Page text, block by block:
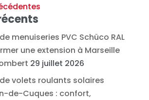
menuiseries PVC Schüco RAL
une extension à Marseille
29 juillet 2026
volets roulants solaires
de-Cuques : confort,